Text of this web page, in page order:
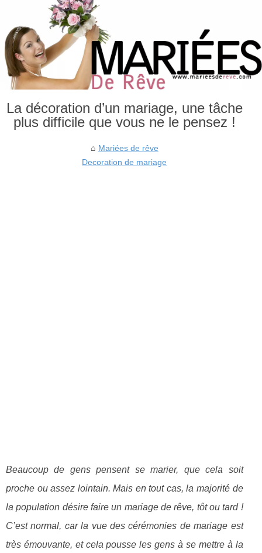
La décoration d’un mariage, une tâche
plus difficile que vous ne le pensez !
Mariées de rêve
Decoration de mariage
Beaucoup de gens pensent se marier, que cela soit
proche ou assez lointain. Mais en tout cas, la majorité de
la population désire faire un mariage de rêve, tôt ou tard !
C’est normal, car la vue des cérémonies de mariage est
très émouvante, et cela pousse les gens à se mettre à la